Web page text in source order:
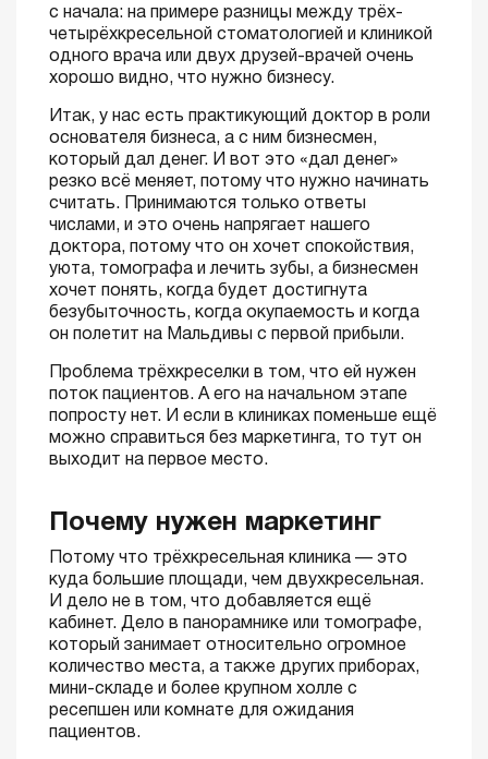
с начала: на примере разницы между трёх-
четырёхкресельной стоматологией и клиникой
одного врача или двух друзей-врачей очень
хорошо видно, что нужно бизнесу.
Итак, у нас есть практикующий доктор в роли
основателя бизнеса, а с ним бизнесмен,
который дал денег. И вот это «дал денег»
резко всё меняет, потому что нужно начинать
считать. Принимаются только ответы
числами, и это очень напрягает нашего
доктора, потому что он хочет спокойствия,
уюта, томографа и лечить зубы, а бизнесмен
хочет понять, когда будет достигнута
безубыточность, когда окупаемость и когда
он полетит на Мальдивы с первой прибыли.
Проблема трёхкреселки в том, что ей нужен
поток пациентов. А его на начальном этапе
попросту нет. И если в клиниках поменьше ещё
можно справиться без маркетинга, то тут он
выходит на первое место.
Почему нужен маркетинг
Потому что трёхкресельная клиника — это
куда большие площади, чем двухкресельная.
И дело не в том, что добавляется ещё
кабинет. Дело в панорамнике или томографе,
который занимает относительно огромное
количество места, а также других приборах,
мини-складе и более крупном холле с
ресепшен или комнате для ожидания
пациентов.